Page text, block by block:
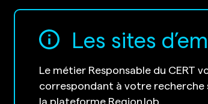
Les sites
Le métier Responsable du CERT
correspondant à votre recherche
la plateforme RegionJob.